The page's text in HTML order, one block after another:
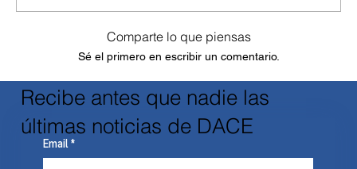
Comparte lo que piensas
Sé el primero en escribir un comentario.
Recibe antes que nadie las
últimas noticias de DACE
Email *